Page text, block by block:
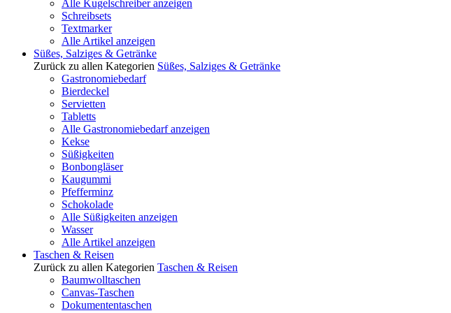
Alle Kugelschreiber anzeigen
Schreibsets
Textmarker
Alle Artikel anzeigen
Süßes, Salziges & Getränke
Zurück zu allen Kategorien Süßes, Salziges & Getränke
Gastronomiebedarf
Bierdeckel
Servietten
Tabletts
Alle Gastronomiebedarf anzeigen
Kekse
Süßigkeiten
Bonbongläser
Kaugummi
Pfefferminz
Schokolade
Alle Süßigkeiten anzeigen
Wasser
Alle Artikel anzeigen
Taschen & Reisen
Zurück zu allen Kategorien Taschen & Reisen
Baumwolltaschen
Canvas-Taschen
Dokumententaschen